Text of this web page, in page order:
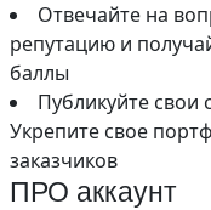
Отвечайте на
репутацию и
баллы
Публикуйте
Укрепите свое
заказчиков
ПРО аккаунт